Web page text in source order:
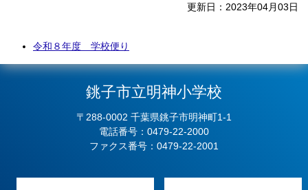
更新日 2023年04月03日
令和８年度 学校便り
銚子市立明神小学校
〒288-0002 千葉県銚子市明神町1-1
電話番号：0479-22-2000
ファクス番号：0479-22-2001